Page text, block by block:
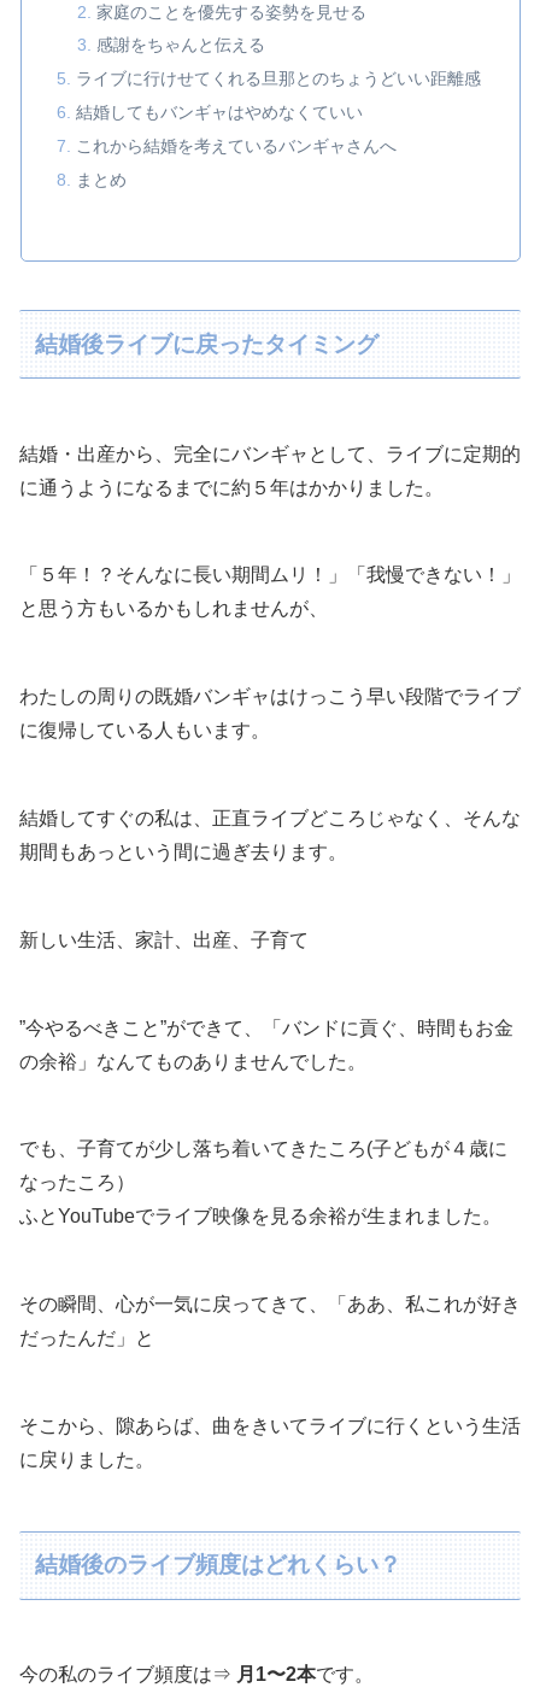
家庭のことを優先する姿勢を見せる
感謝をちゃんと伝える
ライブに行けせてくれる旦那とのちょうどいい距離感
結婚してもバンギャはやめなくていい
これから結婚を考えているバンギャさんへ
まとめ
結婚後ライブに戻ったタイミング
結婚・出産から、完全にバンギャとして、ライブに定期的
に通うようになるまでに約５年はかかりました。
「５年！？そんなに長い期間ムリ！」「我慢できない！」
と思う方もいるかもしれませんが、
わたしの周りの既婚バンギャはけっこう早い段階でライブ
に復帰している人もいます。
結婚してすぐの私は、正直ライブどころじゃなく、そんな
期間もあっという間に過ぎ去ります。
新しい生活、家計、出産、子育て
”今やるべきこと”ができて、「バンドに貢ぐ、時間もお金
の余裕」なんてものありませんでした。
でも、子育てが少し落ち着いてきたころ(子どもが４歳に
なったころ）
ふとYouTubeでライブ映像を見る余裕が生まれました。
その瞬間、心が一気に戻ってきて、「ああ、私これが好き
だったんだ」と
そこから、隙あらば、曲をきいてライブに行くという生活
に戻りました。
結婚後のライブ頻度はどれくらい？
今の私のライブ頻度は⇒ 月1〜2本です。